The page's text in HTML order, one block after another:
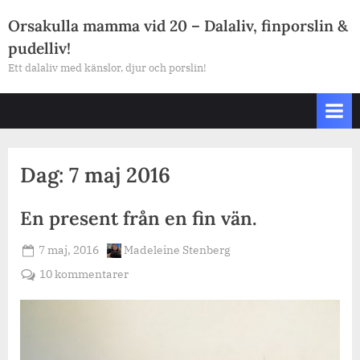
to
content
Orsakulla mamma vid 20 – Dalaliv, finporslin &
pudelliv!
Ett dalaliv med känslor, djur och porslin!
Dag: 7 maj 2016
En present från en fin vän.
Posted
on
7 maj, 2016 By
Madeleine Stenberg
10 kommentarertill